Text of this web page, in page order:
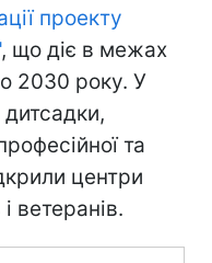
проекту
, що діє в межах
2030 року. У
та
центри
ветеранів.